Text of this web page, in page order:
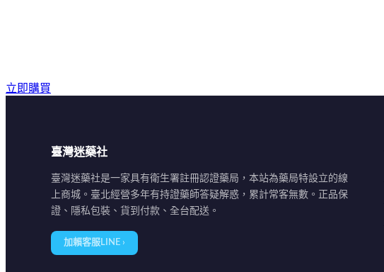
立即購買
臺灣迷藥社
臺灣迷藥社是一家具有衛生署註冊認證藥局，本站為藥局特設立的線
上商城。臺北經營多年有持證藥師答疑解惑，累計常客無數。正品保
證、隱私包裝、貨到付款、全台配送。
加賴客服LINE ›